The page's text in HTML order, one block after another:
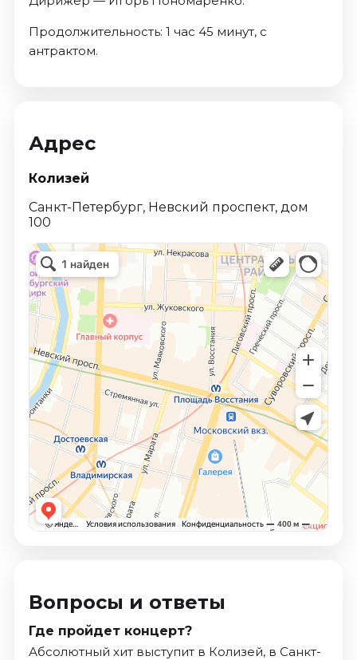
Продолжительность: 1 час 45 минут, с
антрактом.
Адрес
Колизей
Санкт-Петербург, Невский проспект, дом
100
Вопросы и ответы
Где пройдет концерт?
Абсолютный хит выступит в Колизей, в Санкт-